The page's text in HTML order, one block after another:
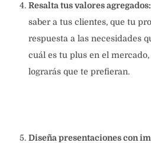
Resalta tus valores agregados:
saber a tus clientes, que tu
respuesta a las necesidades
cuál es tu plus en el
lograrás que te prefieran.
Diseña presentaciones con